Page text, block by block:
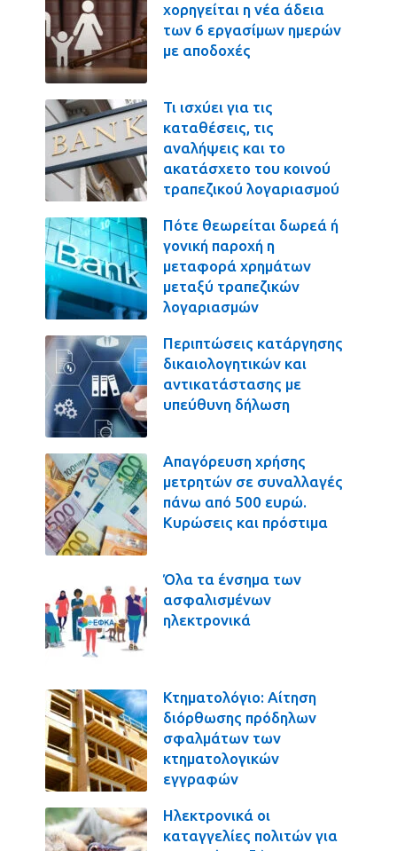
χορηγείται η νέα άδεια
των 6 εργασίμων ημερών
με αποδοχές
Τι ισχύει για τις
καταθέσεις, τις
αναλήψεις και το
ακατάσχετο του κοινού
τραπεζικού λογαριασμού
Πότε θεωρείται δωρεά ή
γονική παροχή η
μεταφορά χρημάτων
μεταξύ τραπεζικών
λογαριασμών
Περιπτώσεις κατάργησης
δικαιολογητικών και
αντικατάστασης με
υπεύθυνη δήλωση
Απαγόρευση χρήσης
μετρητών σε συναλλαγές
πάνω από 500 ευρώ.
Κυρώσεις και πρόστιμα
Όλα τα ένσημα των
ασφαλισμένων
ηλεκτρονικά
Κτηματολόγιο: Αίτηση
διόρθωσης πρόδηλων
σφαλμάτων των
κτηματολογικών
εγγραφών
Ηλεκτρονικά οι
καταγγελίες πολιτών για